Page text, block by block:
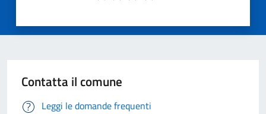
Contatta il comune
Leggi le domande frequenti